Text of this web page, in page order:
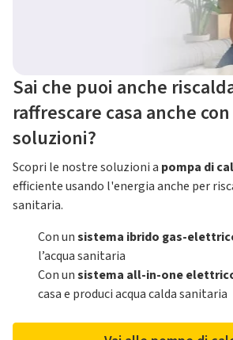
Sai che puoi anche
raffrescare casa anche
soluzioni?
Scopri le nostre soluzioni a pompa di
efficiente usando l'energia anche per
sanitaria.
Con unsistema ibrido gas-
l’acqua sanitaria
Con unsistema all-in-one
casa e produci acqua calda sanitaria